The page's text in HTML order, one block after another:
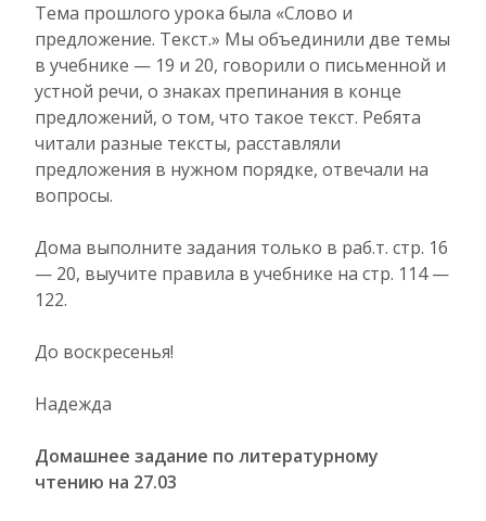
Тема прошлого урока была «Слово и
предложение. Текст.» Мы объединили две темы
в учебнике — 19 и 20, говорили о письменной и
устной речи, о знаках препинания в конце
предложений, о том, что такое текст. Ребята
читали разные тексты, расставляли
предложения в нужном порядке, отвечали на
вопросы.
Дома выполните задания только в раб.т. стр. 16
— 20, выучите правила в учебнике на стр. 114 —
122.
До воскресенья!
Надежда
Домашнее задание по литературному
чтению на 27.03